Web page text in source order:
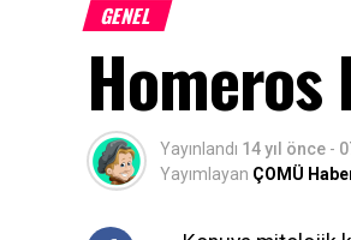
GENEL
Homeros
Yayınlandı 14 yıl önce -
Yayımlayan ÇOMÜ